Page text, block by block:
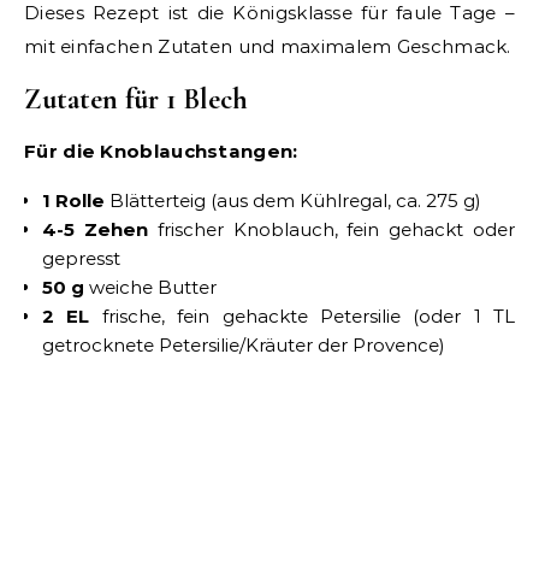
Dieses Rezept ist die Königsklasse für faule Tage –
mit einfachen Zutaten und maximalem Geschmack.
Zutaten für 1 Blech
Für die Knoblauchstangen:
1 Rolle Blätterteig (aus dem Kühlregal, ca. 275 g)
4-5 Zehenfrischer Knoblauch, fein gehackt oder
gepresst
50 g weiche Butter
2 EL frische, fein gehackte Petersilie (oder 1 TL
getrocknete Petersilie/Kräuter der Provence)